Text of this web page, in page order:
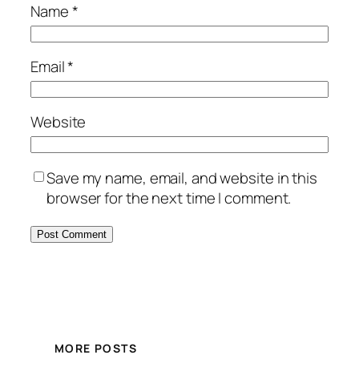
Name*
Email*
Website
Save my name, email, and website in this
browser for the next time I comment.
MORE POSTS